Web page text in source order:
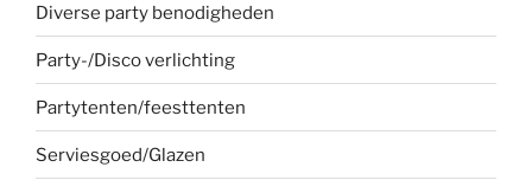
Diverse party benodigheden
Party-/Disco verlichting
Partytenten/feesttenten
Serviesgoed/Glazen